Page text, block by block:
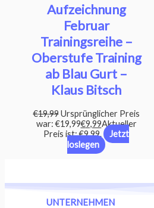
Aufzeichnung
Februar
Trainingsreihe –
Oberstufe Training
ab Blau Gurt –
Klaus Bitsch
€19,99 Ursprünglicher Preis
war: €19,99€9,99Aktueller
Preis ist: €9,99.
Jetzt
loslegen
UNTERNEHMEN